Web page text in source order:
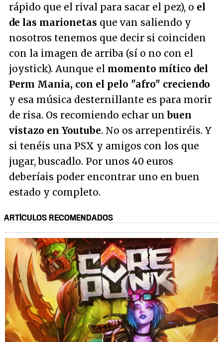
rápido que el rival para sacar el pez), o el
de las marionetas que van saliendo y
nosotros tenemos que decir si coinciden
con la imagen de arriba (sí o no con el
joystick). Aunque el momento mítico del
Perm Mania, con el pelo "afro" creciendo
y esa música desternillante es para morir
de risa. Os recomiendo echar unbuen
vistazo en Youtube. No os arrepentiréis. Y
si tenéis una PSX y amigos con los que
jugar, buscadlo. Por unos 40 euros
deberíais poder encontrar uno en buen
estado y completo.
ARTÍCULOS RECOMENDADOS